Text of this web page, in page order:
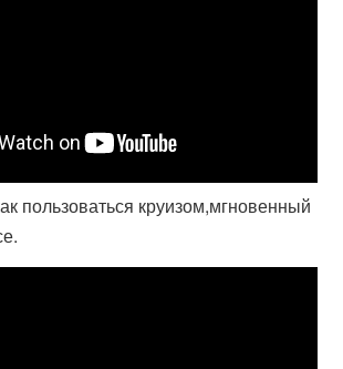
пользоваться круизом,мгновенный